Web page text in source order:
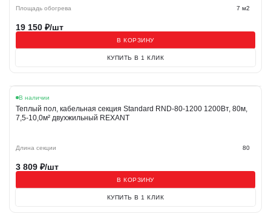
Площадь обогрева 7 м2
19 150 ₽/шт
В КОРЗИНУ
КУПИТЬ В 1 КЛИК
В наличии
Теплый пол, кабельная секция Standard RND-80-1200 1200Вт, 80м,
7,5-10,0м² двухжильный REXANT
Длина секции 80
3 809 ₽/шт
В КОРЗИНУ
КУПИТЬ В 1 КЛИК